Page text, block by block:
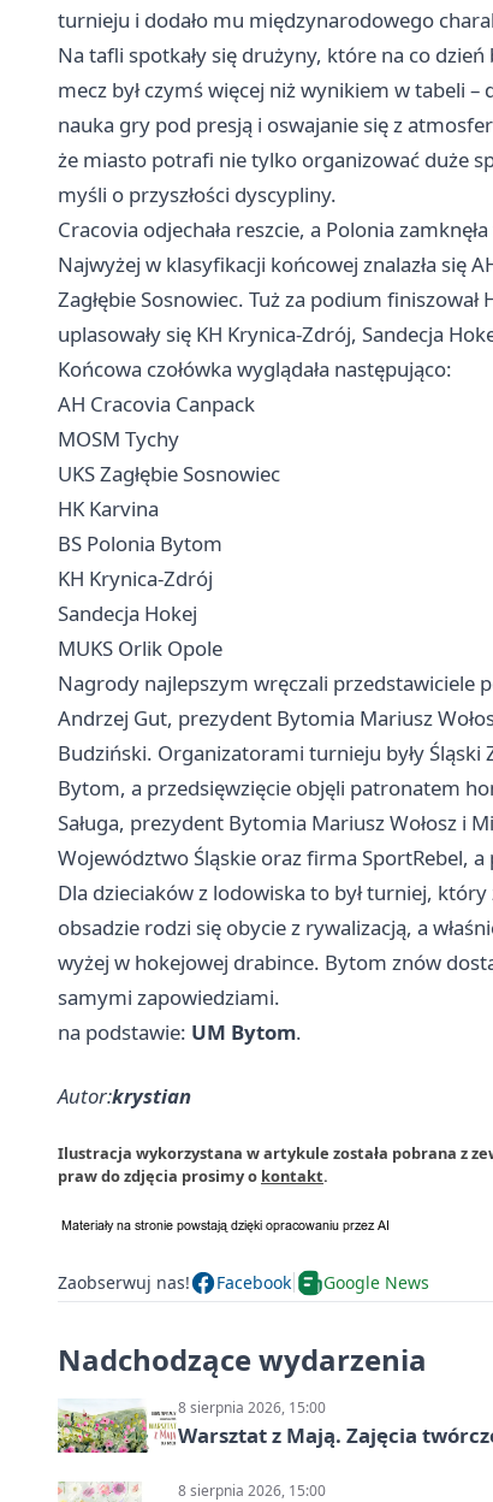
turnieju i dodało mu międzynarodowego
Na tafli spotkały się drużyny, które na co
mecz był czymś więcej niż wynikiem w tabeli
nauka gry pod presją i oswajanie się z
że miasto potrafi nie tylko organizować duże
myśli o przyszłości dyscypliny.
Cracovia odjechała reszcie, a Polonia
Najwyżej w klasyfikacji końcowej znalazła się
Zagłębie Sosnowiec. Tuż za podium
uplasowały się KH Krynica-Zdrój, Sandecja
Końcowa czołówka wyglądała następująco:
AH Cracovia Canpack
MOSM Tychy
UKS Zagłębie Sosnowiec
HK Karvina
BS Polonia Bytom
KH Krynica-Zdrój
Sandecja Hokej
MUKS Orlik Opole
Nagrody najlepszym wręczali przedstawiciele
Andrzej Gut, prezydent Bytomia Mariusz
Budziński. Organizatorami turnieju były Śląski
Bytom, a przedsięwzięcie objęli patronatem
Saługa, prezydent Bytomia Mariusz Wołosz i
Województwo Śląskie oraz firma SportRebel,
Dla dzieciaków z lodowiska to był turniej,
obsadzie rodzi się obycie z rywalizacją, a
wyżej w hokejowej drabince. Bytom znów
samymi zapowiedziami.
na podstawie: UM Bytom.
Autor:krystian
Ilustracja wykorzystana w artykule została pobrana z
praw do zdjęcia prosimy o kontakt.
Zaobserwuj nas! Facebook Google News
Nadchodzące wydarzenia
8 sierpnia 2026, 15:00
Warsztat z Mają. Zajęcia
8 sierpnia 2026, 15:00